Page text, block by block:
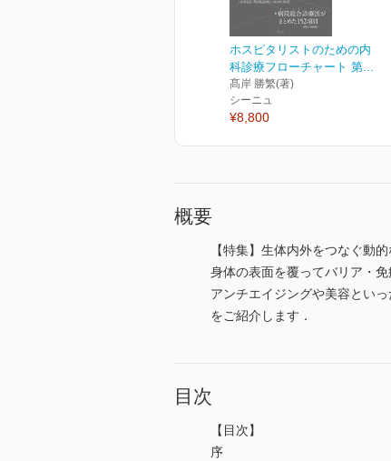
ホスピタリストのための内
科診療フローチャート 第...
髙岸 勝繁(著)
シーニュ
¥8,800
概要
【特集】生体内外をつなぐ
身体の表面を覆ってバリア・
アンチエイジングや美容とい
をご紹介します．
目次
【目次】
序